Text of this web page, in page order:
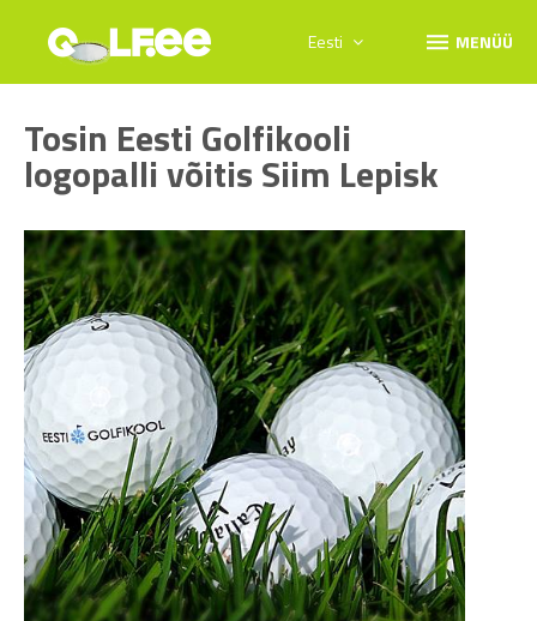
Eesti menu MENÜÜ
Tosin Eesti Golfikooli
logopalli võitis Siim Lepisk